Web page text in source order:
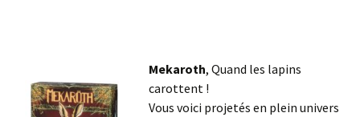
Mekaroth, Quand les lapins
carottent !
Vous voici projetés en plein univers